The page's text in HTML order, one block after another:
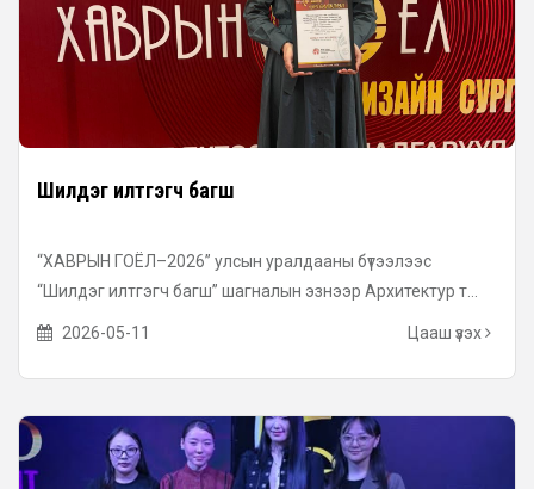
Шилдэг илтгэгч багш
“ХАВРЫН ГОЁЛ–2026” улсын уралдааны бүтээлээс
“Шилдэг илтгэгч багш” шагналын эзнээр Архитектур т...
2026-05-11 Цааш үзэх